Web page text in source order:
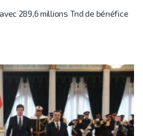
289,6 millions Tnd de bénéfice